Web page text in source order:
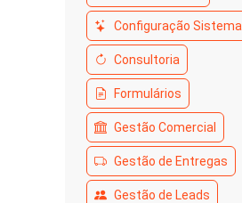
Gestão de Leads
Gestão de Entregas
Gestão Comercial
Formulários
Consultoria
Configuração Sistema